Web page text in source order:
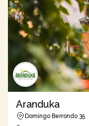
Aranduka
Domingo Berrondo 35